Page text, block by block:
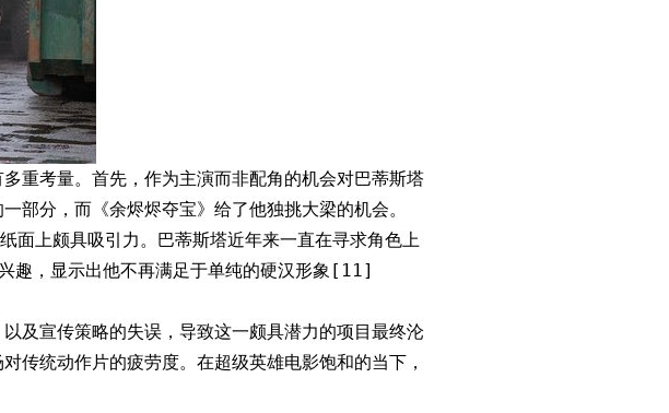
重考量。首先，作为主演而非配角的机会对巴蒂斯塔
部分，而《余烬烬夺宝》给了他独挑大梁的机会。
面上颇具吸引力。巴蒂斯塔近年来一直在寻求角色上
趣，显示出他不再满足于单纯的硬汉形象[11]
及宣传策略的失误，导致这一颇具潜力的项目最终沦
传统动作片的疲劳度。在超级英雄电影饱和的当下，